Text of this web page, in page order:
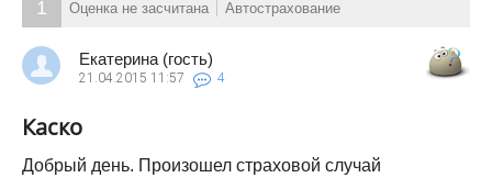
1 Оценка не засчитана Автострахование
Екатерина (гость)
21.04.2015 11:57 4
Каско
Добрый день. Произошел страховой случай